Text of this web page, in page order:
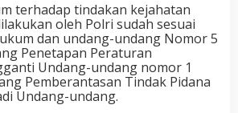
terhadap tindakan kejahatan
oleh Polri sudah sesuai
dan undang-undang Nomor 5
Penetapan Peraturan
Undang-undang nomor 1
Pemberantasan Tindak Pidana
Undang-undang.